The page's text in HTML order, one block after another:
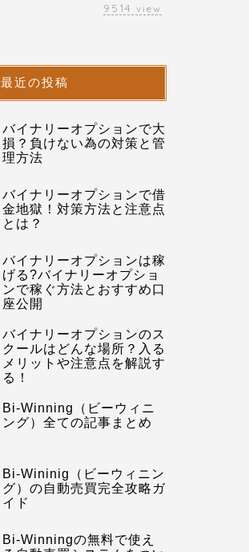
9514 view
最近の投稿
バイナリーオプションで大
損？負けない為の対策と管
理方法
バイナリーオプションで借
金地獄！対策方法と注意点
とは？
バイナリーオプションは稼
げる?バイナリーオプショ
ンで稼ぐ方法とおすすめ口
座公開
バイナリーオプションのス
クールはどんな場所？入る
メリットや注意点を解説す
る！
Bi-Winning（ビーウィニ
ング）全ての記事まとめ
Bi-Wininig（ビーウィニン
グ）の自動売買完全攻略ガ
イド
Bi-Winningの無料で使え